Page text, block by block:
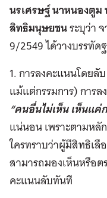
นรเศรษฐ์ นาหนองตู
สิทธิมนุษยชนระบุว่า
9/2549 ได้วางบรรทัด
1. การลงคะแนนโดย
แม้แต่กรรมการ) การ
“คนอื่นไม่เห็น เห็นแค่
แน่นอน เพราะตามหลั
ใครทราบว่าผู้มีสิทธิเลื
สามารถมองเห็นหรือ
คะแนนลับทันที